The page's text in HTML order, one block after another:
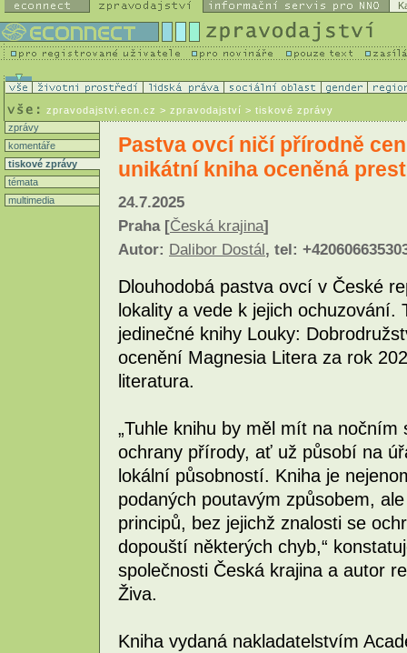
zpravodajstvi.ecn.cz > zpravodajství > tiskové zprávy
zprávy
komentáře
tiskové zprávy
témata
multimedia
Pastva ovcí ničí přírodně
unikátní kniha oceněná
24.7.2025
Praha [Česká krajina]
Autor: Dalibor Dostál , tel:
Dlouhodobá pastva ovcí v České
lokality a vede k jejich ochuzování.
jedinečné knihy Louky:
ocenění Magnesia Litera za rok
literatura.
„Tuhle knihu by měl mít na
ochrany přírody, ať už působí na
lokální působností. Kniha je
podaných poutavým způsobem,
principů, bez jejichž znalosti se
dopouští některých chyb,“
společnosti Česká krajina a autor
Živa.
Kniha vydaná nakladatelstvím